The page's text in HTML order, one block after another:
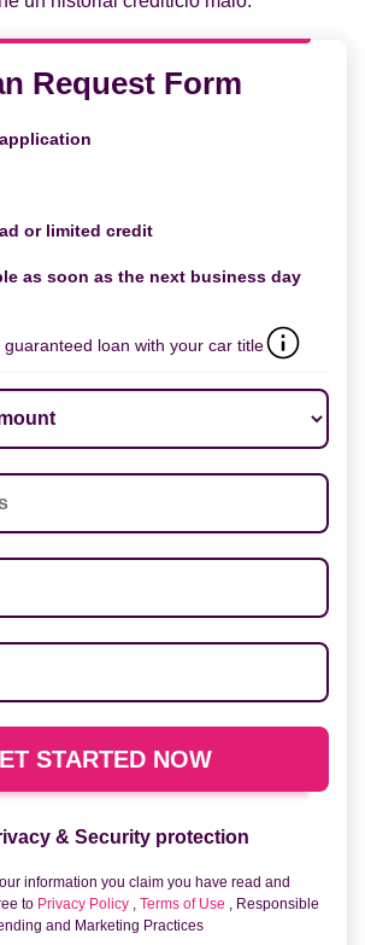
Request Form
or limited credit
as soon as the next business day
guaranteed loan with your car title
& Security protection
information you claim you have read and
to Privacy Policy , Terms of Use , Responsible
and Marketing Practices